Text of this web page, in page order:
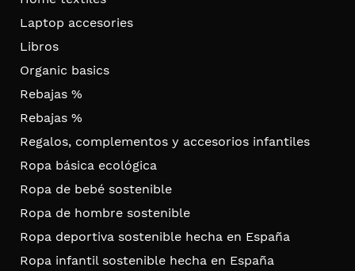
Laptop accesories
Libros
Organic basics
Rebajas %
Rebajas %
Regalos, complementos y accesorios infantiles
Ropa básica ecológica
Ropa de bebé sostenible
Ropa de hombre sostenible
Ropa deportiva sostenible hecha en España
Ropa infantil sostenible hecha en España